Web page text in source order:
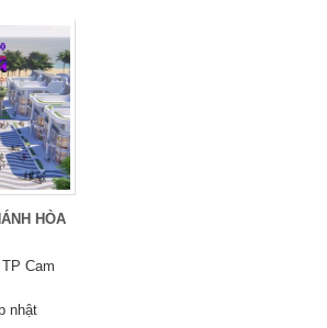
HÒA
Cam
nhật